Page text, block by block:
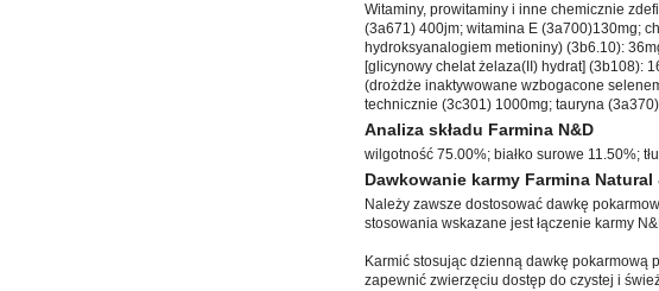
Witaminy, prowitaminy i inne chemicznie
(3a671) 400jm; witamina E (3a700)130mg;
hydroksyanalogiem metioniny) (3b6.10):
[glicynowy chelat żelaza(II) hydrat] (3b108):
(drożdże inaktywowane wzbogacone
technicznie (3c301) 1000mg; tauryna
Analiza składu Farmina N&D
wilgotność 75.00%; białko surowe 11.50%;
Dawkowanie karmy Farmina
Należy zawsze dostosować dawkę
stosowania wskazane jest łączenie karmy
Karmić stosując dzienną dawkę pokarmową
zapewnić zwierzęciu dostęp do czystej i